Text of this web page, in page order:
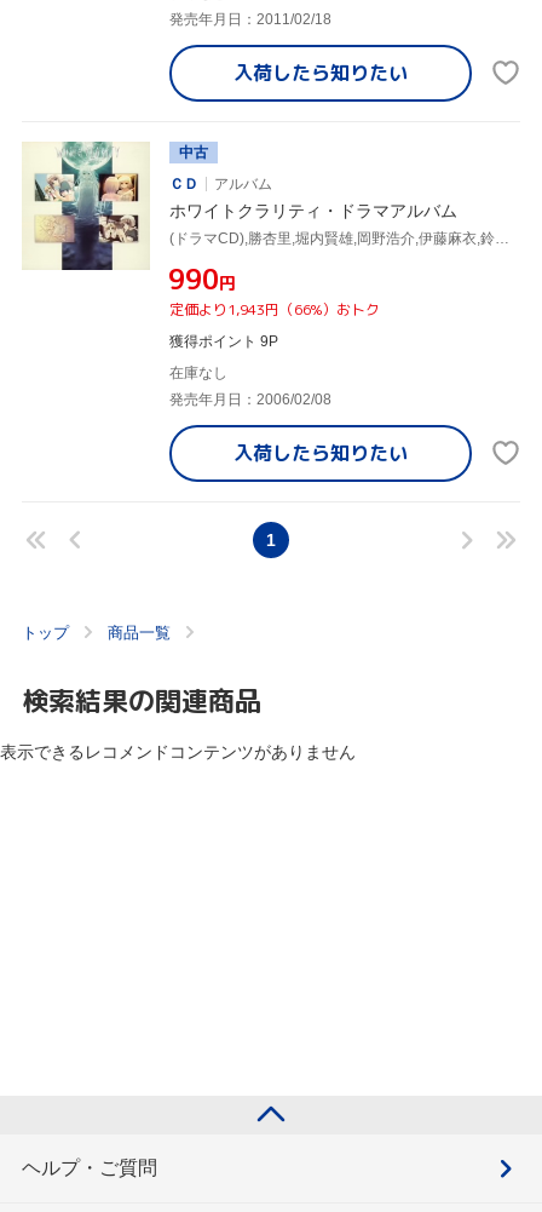
発売年月日：2011/02/18
入荷したら知りたい
中古
ＣＤ
アルバム
ホワイトクラリティ・ドラマアルバム
(ドラマCD),勝杏里,堀内賢雄,岡野浩介,伊藤麻衣,鈴田美夜子,はるかめぐみ,黒岩圭介
¥990円
定価より1,943円（66%）おトク
獲得ポイント 9P
在庫なし
発売年月日：2006/02/08
入荷したら知りたい
1
トップ 商品一覧
検索結果の関連商品
表示できるレコメンドコンテンツがありません
ヘルプ・ご質問